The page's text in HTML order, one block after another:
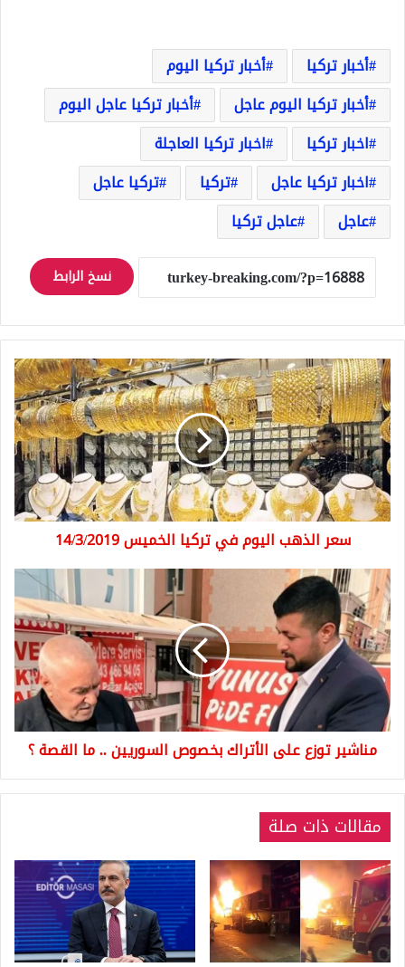
أخبار تركيا
أخبار تركيا اليوم
أخبار تركيا اليوم عاجل
أخبار تركيا عاجل اليوم
اخبار تركيا
اخبار تركيا العاجلة
اخبار تركيا عاجل
تركيا
تركيا عاجل
عاجل
عاجل تركيا
نسخ الرابط
سعر
الذهب
اليوم
في
تركيا
الخميس
14/3/2019
سعر الذهب اليوم في تركيا الخميس 14/3/2019
مناشير
توزع
على
الأتراك
بخصوص
السوريين
..
ما
القصة
مناشير توزع على الأتراك بخصوص السوريين .. ما القصة ؟
مقالات ذات صلة